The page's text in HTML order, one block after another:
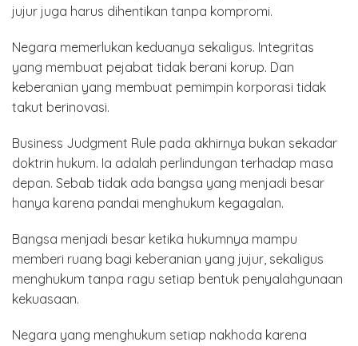
jujur juga harus dihentikan tanpa kompromi.
Negara memerlukan keduanya sekaligus. Integritas
yang membuat pejabat tidak berani korup. Dan
keberanian yang membuat pemimpin korporasi tidak
takut berinovasi.
Business Judgment Rule pada akhirnya bukan sekadar
doktrin hukum. Ia adalah perlindungan terhadap masa
depan. Sebab tidak ada bangsa yang menjadi besar
hanya karena pandai menghukum kegagalan.
Bangsa menjadi besar ketika hukumnya mampu
memberi ruang bagi keberanian yang jujur, sekaligus
menghukum tanpa ragu setiap bentuk penyalahgunaan
kekuasaan.
Negara yang menghukum setiap nakhoda karena